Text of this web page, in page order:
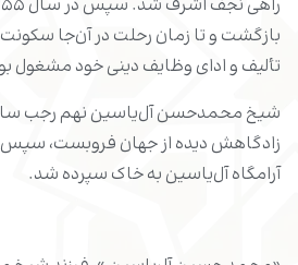
بازگشت و تا زمان رحلت در آن‌جا
تألیف و ادای وظایف دینی خود مشغول
زادگاهش دیده از جهان فروبست،
آرامگاه آل‌یاسین به خاک سپرده شد.